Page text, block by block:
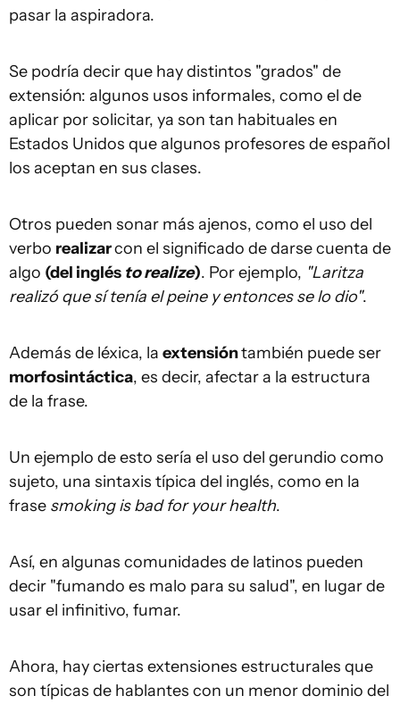
pasar la aspiradora.
Se podría decir que hay distintos "grados" de
extensión: algunos usos informales, como el de
aplicar por solicitar, ya son tan habituales en
Estados Unidos que algunos profesores de español
los aceptan en sus clases.
Otros pueden sonar más ajenos, como el uso del
verbo realizarcon el significado de darse cuenta de
algo (del inglés to realize). Por ejemplo, "Laritza
realizó quesí tenía el peine y entonces selo dio".
Además de léxica, la extensióntambién puede ser
morfosintáctica, es decir, afectar a la estructura
de la frase.
Un ejemplo de esto sería el uso del gerundio como
sujeto, una sintaxis típica del inglés, como en la
frase smoking is bad for your health.
Así, en algunas comunidades de latinos pueden
decir "fumando es malo para su salud", en lugar de
usar el infinitivo, fumar.
Ahora, hay ciertas extensiones estructurales que
son típicas de hablantes con un menor dominio del